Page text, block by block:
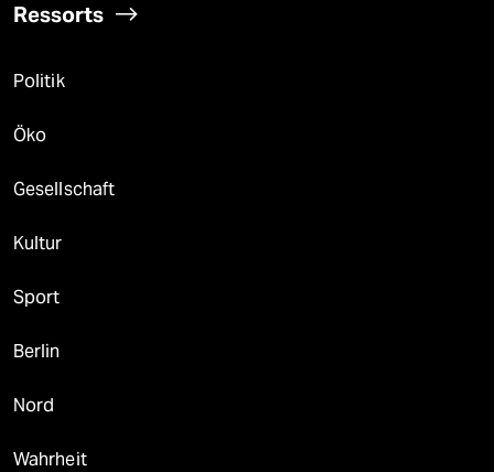
Ressorts
Politik
Öko
Gesellschaft
Kultur
Sport
Berlin
Nord
Wahrheit